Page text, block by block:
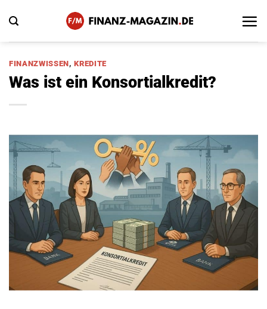
Inhalt
springen
FINANZWISSEN,KREDITE
Was ist ein Konsortialkredit?